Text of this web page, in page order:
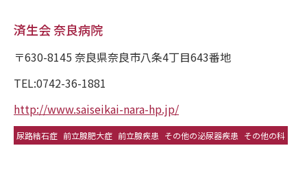
済生会 奈良病院
〒630-8145 奈良県奈良市八条4丁目643番地
TEL:0742-36-1881
http://www.saiseikai-nara-hp.jp/
尿路結石症 前立腺肥大症 前立腺疾患 その他の泌尿器疾患 その他の科